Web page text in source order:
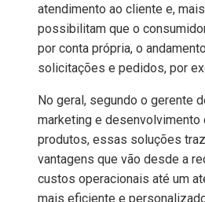
atendimento ao cliente e,
possibilitam que o
por conta própria, o
solicitações e pedidos, por
No geral, segundo o gerente
marketing e desenvolvimento
produtos, essas soluções
vantagens que vão desde a
custos operacionais até um
mais eficiente e